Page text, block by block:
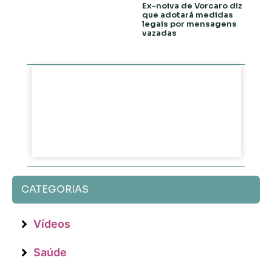
Ex-noiva de Vorcaro diz
que adotará medidas
legais por mensagens
vazadas
CATEGORIAS
Vídeos
Saúde